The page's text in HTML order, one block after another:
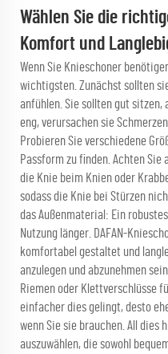
Wählen Sie die
Komfort und
Wenn Sie Knieschoner
wichtigsten. Zunächst sollten
anfühlen. Sie sollten gut sitzen,
eng, verursachen sie
Probieren Sie verschiedene
Passform zu finden. Achten
die Knie beim Knien oder
sodass die Knie bei Stürzen
das Außenmaterial: Ein
Nutzung länger. DAFAN-
komfortabel gestaltet und
anzulegen und abzunehmen
Riemen oder Klettverschlüsse
einfacher dies gelingt, desto
wenn Sie sie brauchen. All dies
auszuwählen, die sowohl